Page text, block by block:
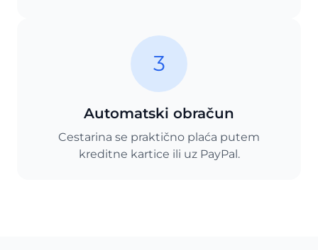
3
Automatski obračun
Cestarina se praktično plaća putem
kreditne kartice ili uz PayPal.